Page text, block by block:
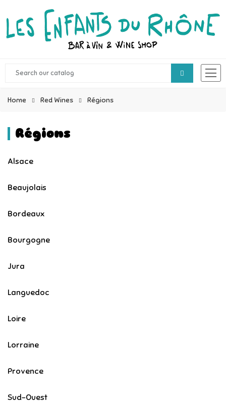
Home Red Wines Régions
Régions
Alsace
Beaujolais
Bordeaux
Bourgogne
Jura
Languedoc
Loire
Lorraine
Provence
Sud-Ouest